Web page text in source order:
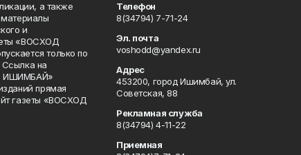
а также
и
«ВОСХОД
только по
на
ИШИМБАЙ»
прямая
газеты «ВОСХОД
Телефон
8(34794) 7-71-24
Эл. почта
voshodd@yandex.ru
Адрес
453200, город Ишимбай, ул.
Советская, 88
Рекламная служба
8(34794) 4-11-22
Приемная